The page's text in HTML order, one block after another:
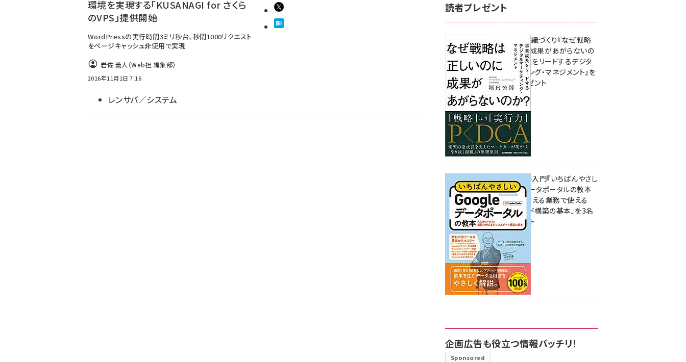
環境を実現する「KUSANAGI for さくら
のVPS」提供開始
WordPressの実行時間3ミリ秒台、秒間1000リクエスト
をページキャッシュ非使用で実現
岩佐 義人（Web担 編集部）
2016年11月1日 7:16
レンサバ／システム
読者プレゼント
成果を生む組織づくり『なぜ戦略
は正しいのに成果があがらないの
か？ 事業成長をリードするデジタ
ルマーケティング・マネジメント』を
3名様にプレゼント
8月7日 10:00
無料BIツール入門『いちばんやさし
いGoogleデータポータルの教本
人気講師が教える業務で使える
ダッシュボード構築の基本』を3名
様にプレゼント
7月31日 10:00
企画広告も役立つ情報バッチリ！
Sponsored